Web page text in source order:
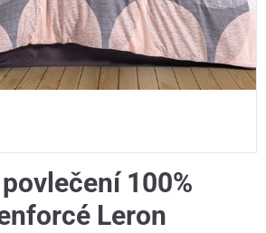
100%
Leron